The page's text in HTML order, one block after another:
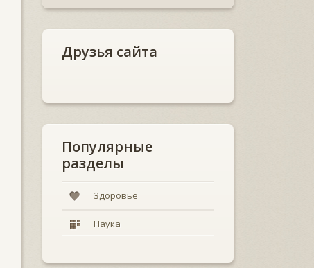
Друзья сайта
Популярные
разделы
Здоровье
Наука